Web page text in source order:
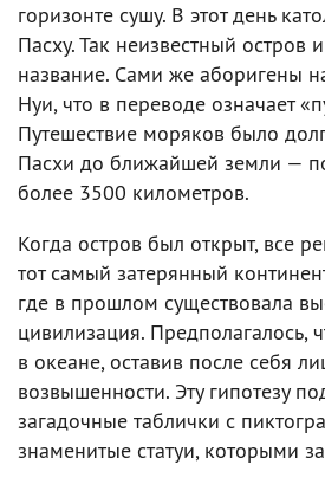
горизонте сушу. В этот день
Пасху. Так неизвестный остров
название. Сами же аборигены
Нуи, что в переводе означает
Путешествие моряков было
Пасхи до ближайшей земли —
более 3500 километров.
Когда остров был открыт, все
тот самый затерянный
где в прошлом существовала
цивилизация. Предполагалось,
в океане, оставив после себя
возвышенности. Эту гипотезу
загадочные таблички с
знаменитые статуи, которыми